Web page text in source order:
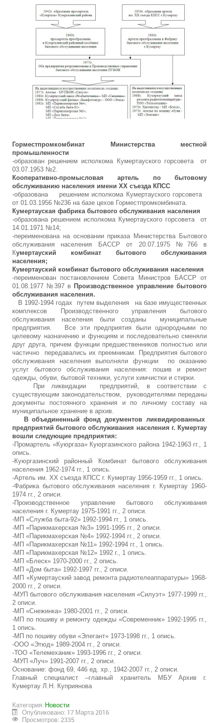
Горместпромкомбинат Министерства местной
промышленности
-образован решением исполкома Кумертауского горсовета от
03.07.1953 №2.
Кооперативно-промысловая артель по бытовому
обслуживанию населения имени ХХ съезда КПСС
-образована решением исполкома Кумертауского горсовета
от 01.03.1956 №236 на базе цехов Горместпромкомбината.
Кумертауская фабрика бытового обслуживания населения
-образована решением исполкома Кумертауского горсовета от
14.01.1971 №14;
-переименована на основании приказа Министерства Бытового
обслуживания населения БАССР от 20.07.1975 №766 в
Кумертауский комбинат бытового обслуживания
населения;
Кумертауский комбинат бытового обслуживания населения
-переименован постановлением Совета Министров БАССР от
01.08.1977 №397 в Производственное управление бытового
обслуживания населения.
В 1992-1994 годах путем выделения на базе имущественных
комплексов Производственного управления бытового
обслуживания населения были созданы муниципальные
предприятия. Все эти предприятия были однородными по
целевому назначению и функциям и последовательно сменяли
друг друга, причем функции предшественников полностью или
частично передавались их преемникам. Предприятия бытового
обслуживания населения выполняли функции по оказанию
услуг бытового обслуживания населения: пошив и ремонт
одежды, обуви, бытовой техники, услуги химчистки и стирки.
При ликвидации предприятий, в соответствии с
существующим законодательством, руководителями переданы
документы постоянного хранения и по личному составу на
муниципальное хранение в архив.
В объединенный фонд документов ликвидированных
предприятий бытового обслуживания населения г. Кумертау
вошли следующие предприятия:
-Промартель «Куюргаза» Куюргазинского района 1942-1963 гг., 1
опись.
-Куюргазинский районный Комбинат бытового обслуживания
населения 1962-1974 гг., 1 опись.
-Артель им. XX съезда КПСС г. Кумертау 1956-1959 гг., 1 опись.
-Фабрика бытового обслуживания населения г. Кумертау 1960-
1974 гг., 2 описи.
-Производственное управление бытового обслуживания
населения г. Кумертау 1975-1991 гг., 2 описи.
-МП «Служба быта-92» 1992-1994 гг., 1 опись.
-МП «Парикмахерская №3» 1991-1995 гг., 2 описи.
-МП «Парикмахерская №4» 1992-1994 гг., 2 описи.
-МП «Парикмахерская №11» 1992-1994 гг., 1 опись.
-МП «Парикмахерская №12» 1992 г., 1 опись.
-МП «Блеск» 1970-2000 гг., 2 опись.
-МП «Дом быта» 1992-1997 гг., 2 описи.
-МП «Кумертауский завод ремонта радиотелеаппаратуры» 1968-
2000 гг., 2 описи.
-МУП бытового обслуживания населения «Силуэт» 1977-1999 гг.,
2 описи.
-МП «Снежинка» 1980-2001 гг., 2 описи.
-МП по пошиву и ремонту одежды «Современник» 1992-1995 гг.,
1 опись.
-МП по пошиву обуви «Элегант» 1973-1998 гг., 1 опись.
-ООО «Этюд» 1989-2004 гг., 2 описи.
-ТОО «Телемеханик» 1993-1996 гг., 2 описи.
-МУП «Луч» 1991-2007 гг., 2 описи.
Основание: фонд 69, 446 ед. хр., 1942-2007 гг., 2 описи.
Главный специалист –главный хранитель МБУ Архив г.
Кумертау Л.Н. Куприянова
Категория: Новости
Опубликовано: 17 Марта 2016
Просмотров: 2335